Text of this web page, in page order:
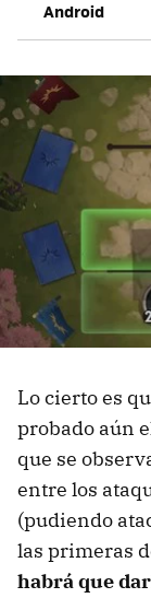
Android
Lo cierto es
probado aún
que se
entre los
(pudiendo
las primeras
habrá que